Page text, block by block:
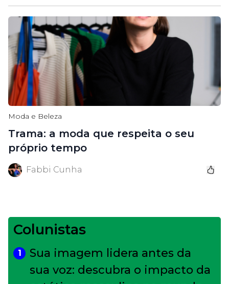
Moda e Beleza
Trama: a moda que respeita o seu
próprio tempo
Fabbi Cunha
Colunistas
1
Sua imagem lidera antes da
sua voz: descubra o impacto da